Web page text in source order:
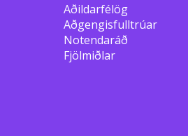
Aðildarfélög
Aðgengisfulltrúar
Notendaráð
Fjölmiðlar